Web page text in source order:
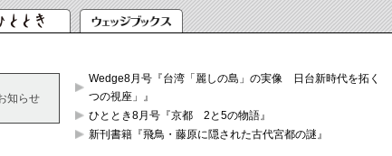
知らせ
Wedge8月号『台湾「麗しの島」の実像 日台新時代を拓く「3
つの視座」』
ひととき8月号『京都 2と5の物語』
新刊書籍『飛鳥・藤原に隠された古代宮都の謎』